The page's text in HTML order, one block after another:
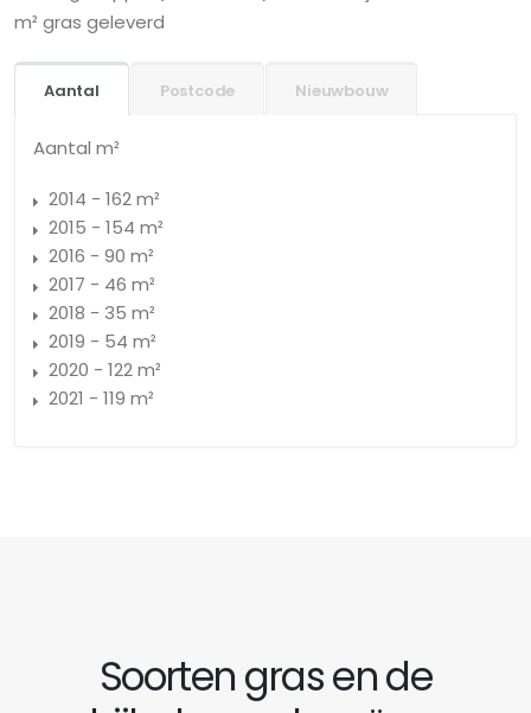
m² gras geleverd
Aantal Postcode Nieuwbouw
Aantal m²
2014 - 162 m²
2015 - 154 m²
2016 - 90 m²
2017 - 46 m²
2018 - 35 m²
2019 - 54 m²
2020 - 122 m²
2021 - 119 m²
Soorten gras en de